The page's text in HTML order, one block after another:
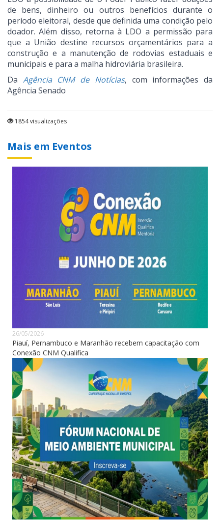
de bens, dinheiro ou outros benefícios durante o
período eleitoral, desde que definida uma condição pelo
doador. Além disso, retorna à LDO a permissão para
que a União destine recursos orçamentários para a
construção e a manutenção de rodovias estaduais e
municipais e para a malha hidroviária brasileira.
Da Agência CNM de Notícias, com informações da
Agência Senado
1854 visualizações
Mais em Eventos
26/05/2026
Piauí, Pernambuco e Maranhão recebem capacitação com
Conexão CNM Qualifica